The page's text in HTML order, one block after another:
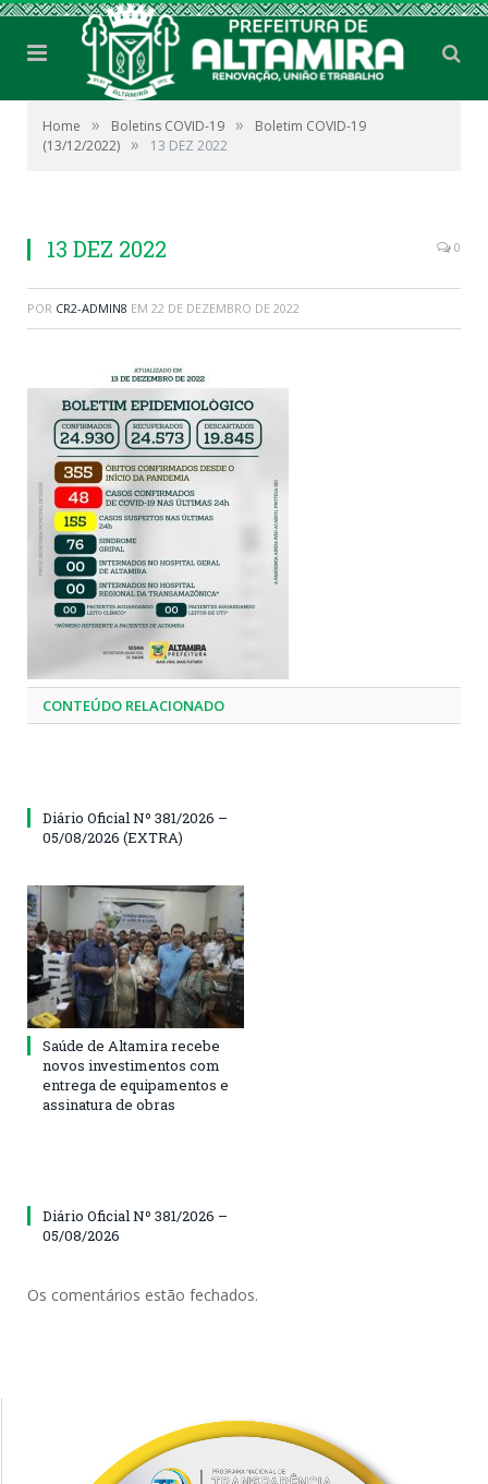
Home » Boletins COVID-19 »
Boletim COVID-19
(13/12/2022) » 13 DEZ 2022
13 DEZ 2022 0
POR CR2-ADMIN8 EM 22 DE DEZEMBRO DE 2022
CONTEÚDO RELACIONADO
Diário Oficial Nº 381/2026 –
05/08/2026 (EXTRA)
Saúde de Altamira recebe
novos investimentos com
entrega de equipamentos e
assinatura de obras
Diário Oficial Nº 381/2026 –
05/08/2026
Os comentários estão fechados.